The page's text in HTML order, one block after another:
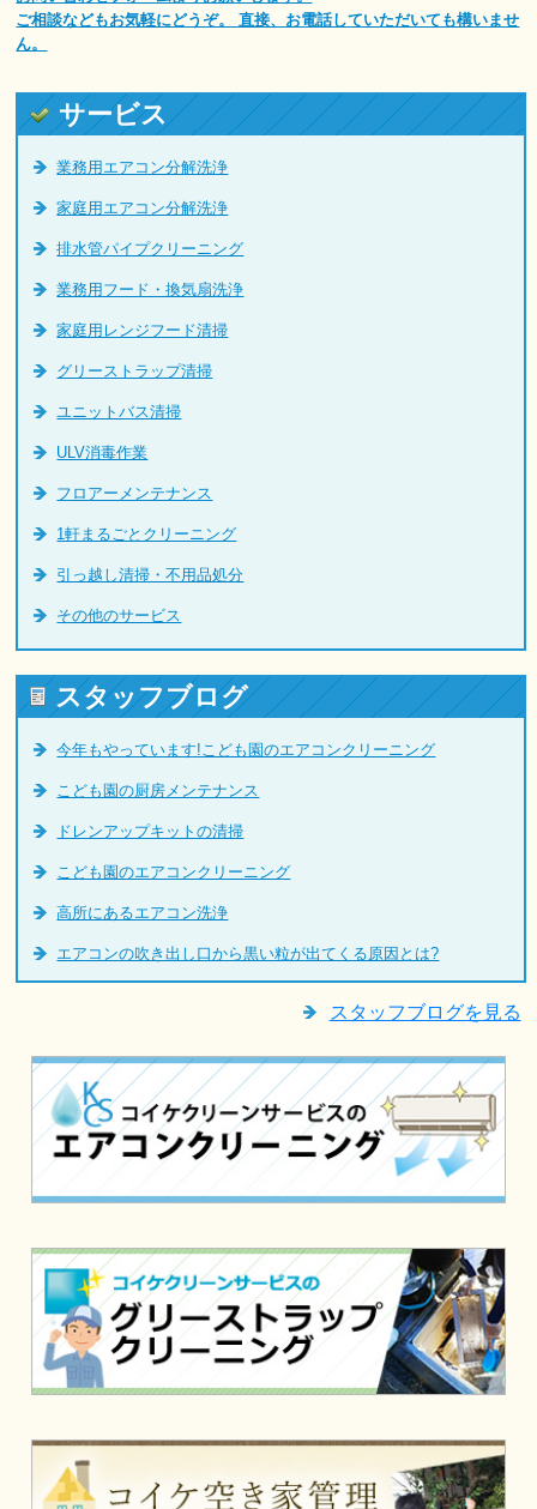
ご相談などもお気軽にどうぞ。 直接、お電話していただいても構いませ
ん。
サービス
業務用エアコン分解洗浄
家庭用エアコン分解洗浄
排水管パイプクリーニング
業務用フード・換気扇洗浄
家庭用レンジフード清掃
グリーストラップ清掃
ユニットバス清掃
ULV消毒作業
フロアーメンテナンス
1軒まるごとクリーニング
引っ越し清掃・不用品処分
その他のサービス
スタッフブログ
今年もやっています!こども園のエアコンクリーニング
こども園の厨房メンテナンス
ドレンアップキットの清掃
こども園のエアコンクリーニング
高所にあるエアコン洗浄
エアコンの吹き出し口から黒い粒が出てくる原因とは?
スタッフブログを見る